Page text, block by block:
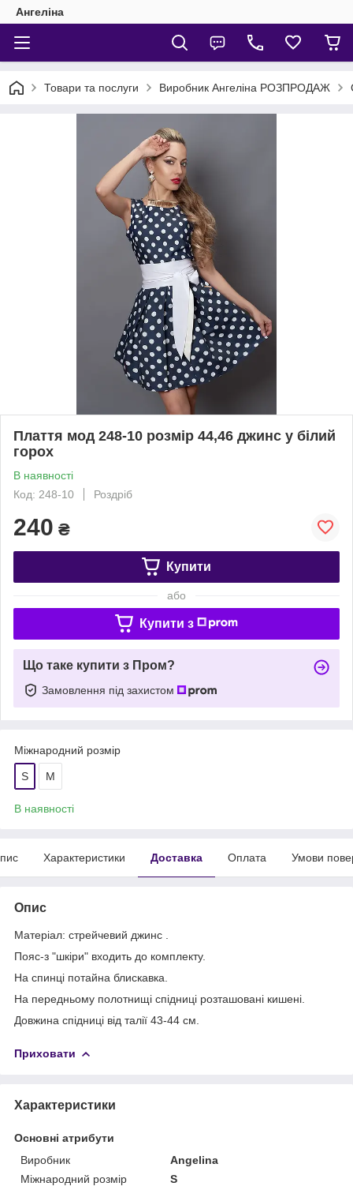
Ангеліна
Товари та послуги Виробник Ангеліна РОЗПРОДАЖ
Плаття мод 248-10 розмір 44,46 джинс у білий
горох
В наявності
Код: 248-10
Роздріб
240 ₴
Купити
або
Купити з
Що таке купити з Пром?
Замовлення під захистом
Міжнародний розмір
S М
В наявності
Характеристики Доставка Оплата Умови
Опис
Матеріал: стрейчевий джинс .
Пояс-з "шкіри" входить до комплекту.
На спинці потайна блискавка.
На передньому полотнищі спідниці розташовані кишені.
Довжина спідниці від талії 43-44 см.
Приховати
Характеристики
Основні атрибути
Виробник
Angelina
Міжнародний розмір
S